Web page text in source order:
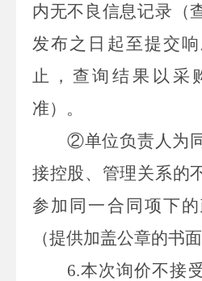
内无不良信息记录（
发布之日起至提交
止，查询结果以 采
准）。
②单位负责人为
接控股、管理关系的
参加同一合同项下的
（提供加盖公章的书
6.本次询价不接